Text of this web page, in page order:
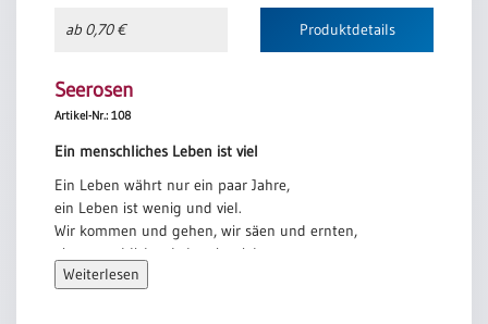
ab 0,70 € Produktdetails
Seerosen
Artikel-Nr.: 108
Ein menschliches Leben ist viel
Ein Leben währt nur ein paar Jahre,
ein Leben ist wenig und viel.
Wir kommen und gehen, wir säen und ernten,
ein menschliches Leben ist viel.
Ein Tag zwischen Morgen und Abend,
Weiterlesen